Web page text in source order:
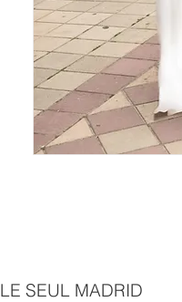
LE SEUL MADRID